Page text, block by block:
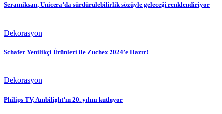
Seramiksan, Unicera’da sürdürülebilirlik sözüyle geleceği renklendiriyor
Dekorasyon
Schafer Yenilikçi Ürünleri ile Zuchex 2024’e Hazır!
Dekorasyon
Philips TV, Ambilight’ın 20. yılını kutluyor